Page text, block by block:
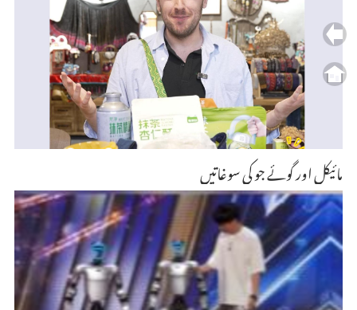
مائیکل اور گوئے جو کی سوغاتیں